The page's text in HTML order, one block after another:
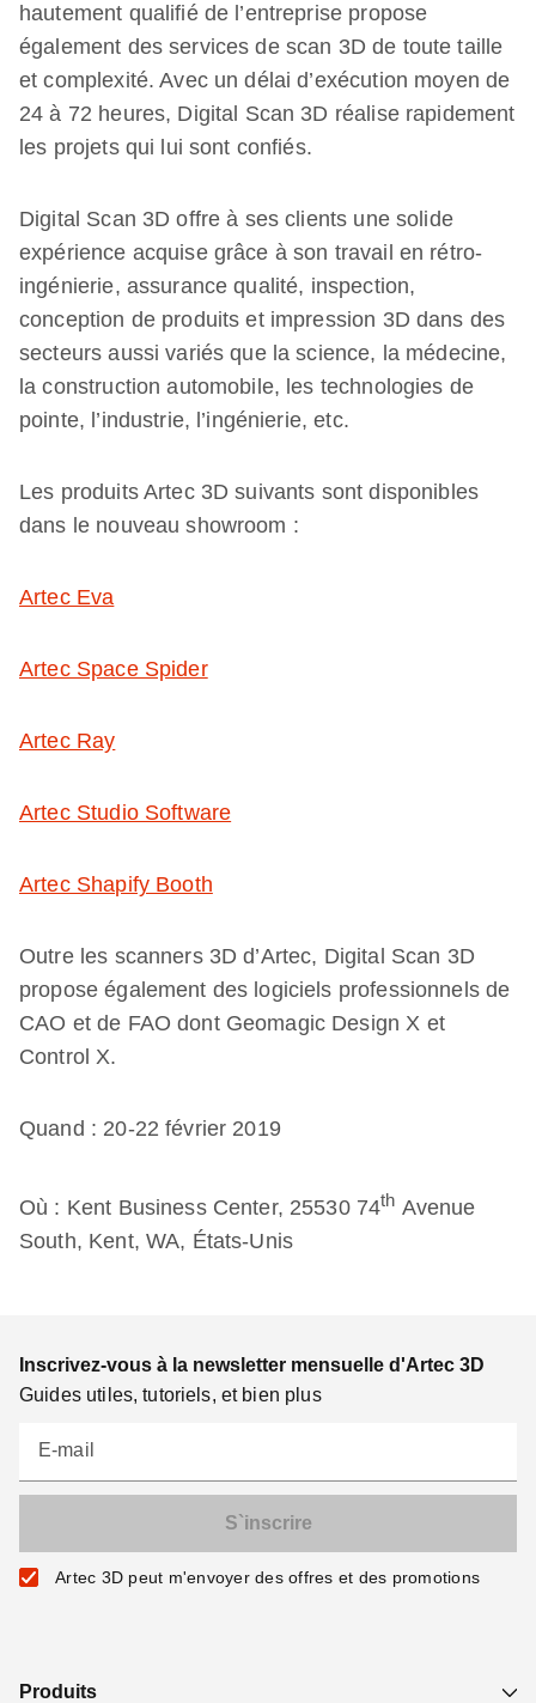
hautement qualifié de l’entreprise propose
également des services de scan 3D de toute taille
et complexité. Avec un délai d’exécution moyen de
24 à 72 heures, Digital Scan 3D réalise rapidement
les projets qui lui sont confiés.
Digital Scan 3D offre à ses clients une solide
expérience acquise grâce à son travail en rétro-
ingénierie, assurance qualité, inspection,
conception de produits et impression 3D dans des
secteurs aussi variés que la science, la médecine,
la construction automobile, les technologies de
pointe, l’industrie, l’ingénierie, etc.
Les produits Artec 3D suivants sont disponibles
dans le nouveau showroom :
Artec Eva
Artec Space Spider
Artec Ray
Artec Studio Software
Artec Shapify Booth
Outre les scanners 3D d’Artec, Digital Scan 3D
propose également des logiciels professionnels de
CAO et de FAO dont Geomagic Design X et
Control X.
Quand : 20-22 février 2019
Où : Kent Business Center, 25530 74th Avenue
South, Kent, WA, États-Unis
Inscrivez-vous à la newsletter mensuelle d'Artec 3D
Guides utiles, tutoriels, et bien plus
E-mail
Artec 3D peut m'envoyer des offres et des promotions
Produits